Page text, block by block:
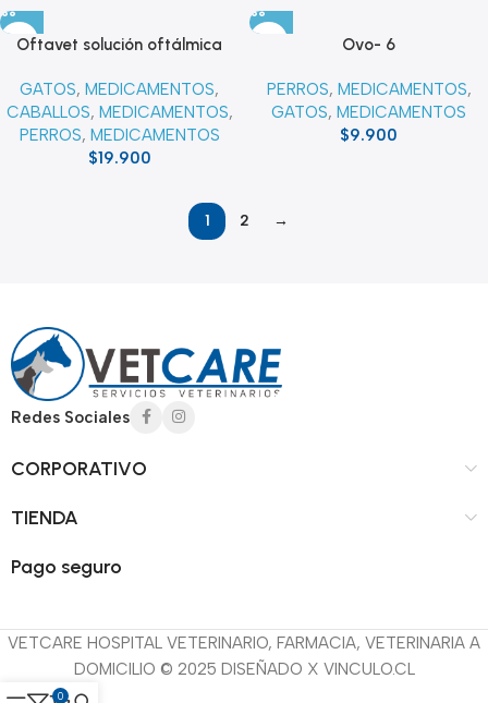
Oftavet solución oftálmica
GATOS, MEDICAMENTOS,
CABALLOS, MEDICAMENTOS,
PERROS, MEDICAMENTOS
$19.900
Ovo- 6
PERROS, MEDICAMENTOS,
GATOS, MEDICAMENTOS
$9.900
1 2 →
Redes Sociales
CORPORATIVO
TIENDA
Pago seguro
VETCARE HOSPITAL VETERINARIO, FARMACIA, VETERINARIA A
DOMICILIO © 2025 DISEÑADO X VINCULO.CL
0